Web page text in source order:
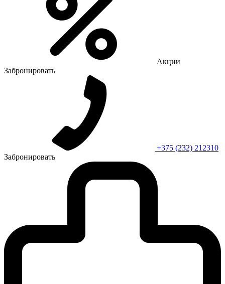
Акции
Забронировать
+375 (232) 212310
Забронировать